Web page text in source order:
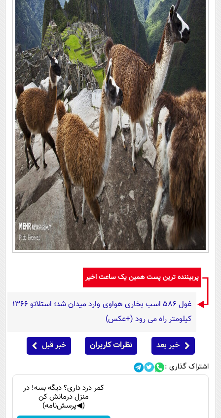
پربیننده ترین پست همین یک ساعت اخیر
غول 586 اسب بخاری هواوی وارد میدان شد؛ استلاتو 1366
کیلومتر راه می رود (+عکس)
خبر بعد نظرات کاربران خبر قبل
اشتراک گذاری :
کمر درد داری؟ دیگه بسه! در
منزل درمانش کن
(◀پرسش‌نامه)